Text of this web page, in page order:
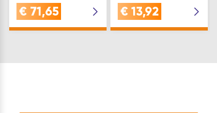
3090/ EN 13411-1 darf
in Hebezeugen und
€ 71,65 € 13,92